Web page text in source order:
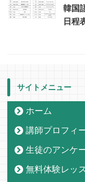
韓国
日程
サイトメニュー
ホーム
講師プロフィ
生徒のアンケ
無料体験レッ